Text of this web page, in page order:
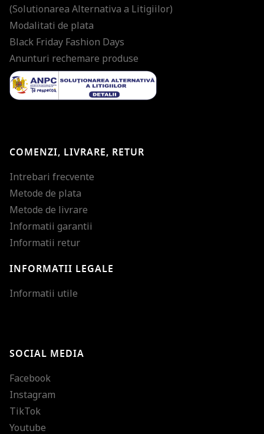
(Solutionarea Alternativa a Litigiilor)
Modalitati de plata
Black Friday Fashion Days
Anunturi rechemare produse
COMENZI, LIVRARE, RETUR
Intrebari frecvente
Metode de plata
Metode de livrare
Informatii garantii
Informatii retur
INFORMATII LEGALE
Informatii utile
SOCIAL MEDIA
Facebook
Instagram
TikTok
Youtube